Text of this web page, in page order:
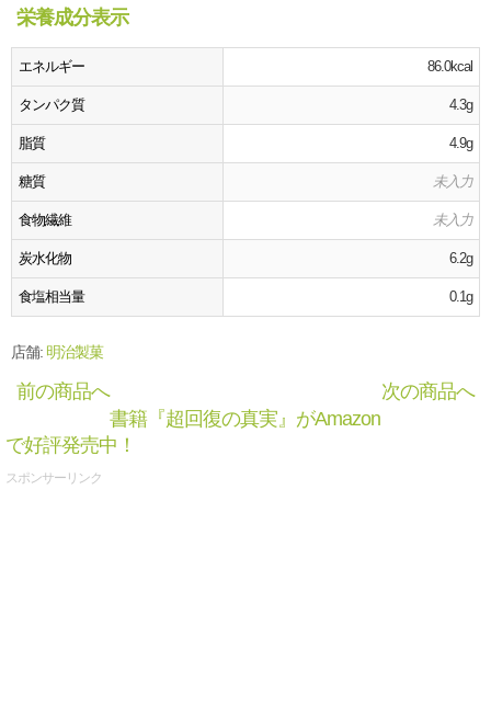
栄養成分表示
エネルギー 86.0kcal
タンパク質 4.3g
脂質 4.9g
糖質 未入力
食物繊維 未入力
炭水化物 6.2g
食塩相当量 0.1g
店舗: 明治製菓
前の商品へ
次の商品へ
書籍『超回復の真実』がAmazon
で好評発売中！
スポンサーリンク